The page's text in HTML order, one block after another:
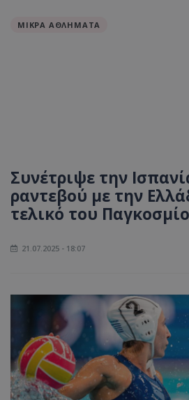
ΜΙΚΡΑ ΑΘΛΗΜΑΤΑ
Συνέτριψε την
ραντεβού με την
τελικό του
21.07.2025 - 18:07